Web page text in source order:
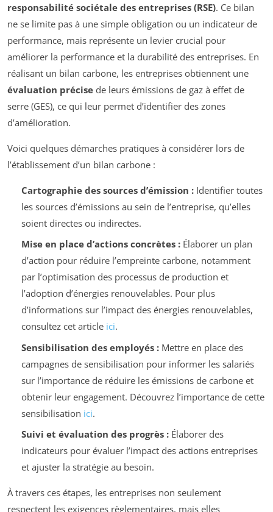
responsabilité sociétale des entreprises (RSE). Ce bilan
ne se limite pas à une simple obligation ou un indicateur de
performance, mais représente un levier crucial pour
améliorer la performance et la durabilité des entreprises. En
réalisant un bilan carbone, les entreprises obtiennent une
évaluation précise de leurs émissions de gaz à effet de
serre (GES), ce qui leur permet d’identifier des zones
d’amélioration.
Voici quelques démarches pratiques à considérer lors de
l’établissement d’un bilan carbone :
Cartographie des sources d’émission :Identifier toutes
les sources d’émissions au sein de l’entreprise, qu’elles
soient directes ou indirectes.
Mise en place d’actions concrètes :Élaborer un plan
d’action pour réduire l’empreinte carbone, notamment
par l’optimisation des processus de production et
l’adoption d’énergies renouvelables. Pour plus
d’informations sur l’impact des énergies renouvelables,
consultez cet article ici.
Sensibilisation des employés :Mettre en place des
campagnes de sensibilisation pour informer les salariés
sur l’importance de réduire les émissions de carbone et
obtenir leur engagement. Découvrez l’importance de cette
sensibilisation ici.
Suivi et évaluation des progrès :Élaborer des
indicateurs pour évaluer l’impact des actions entreprises
et ajuster la stratégie au besoin.
À travers ces étapes, les entreprises non seulement
respectent les exigences règlementaires, mais elles